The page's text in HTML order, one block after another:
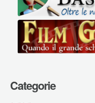
Categorie